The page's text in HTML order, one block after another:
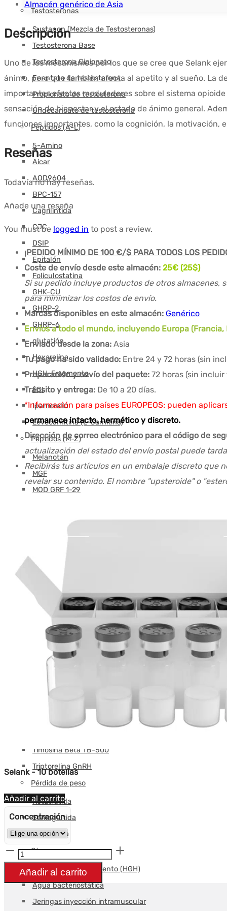
Testosteronas
Sustanon (Mezcla de Testosteronas)
Testosterona Base
Testosterona Cipionato
Enantato de testosterona
Propionato de testosterona
Undecanoato de testosterona
Péptidos (A-L)
5-Amino
Aicar
AOD9604
BPC-157
Cagrilintida
CJC
DSIP
Epitalón
Foliculostatina
GHK-CU
GHRP-2
GHRP-6
glutatión
Hexarelina
HGH-Fragmento
FCI
Ipamorelin
Levocarnitina (L-Carnitina)
Péptidos (M-Z)
Melanotán
MGF
MOD GRF 1-29
Pinealón
Retatrutida
Selank
Semaglutida
Semax
SS-31
Tesamorelin
Timosina Beta TB-500
Triptorelina GnRH
Pérdida de peso
Retatrutida
Semaglutida
tirzepatida
Otros
Hormona del crecimiento (HGH)
Agua bacteriostática
Jeringas inyección intramuscular
Almacén genérico de Asia
Descripción
Uno de los mecanismos por los que se cree que Selank
ánimo, pero que también afecta al apetito y al sueño. La
importantes efectos moduladores sobre el sistema
sensación de bienestar y el estado de ánimo general.
funciones importantes, como la cognición, la motivación,
Reseñas
Todavía no hay reseñas.
Añade una reseña
You must be logged in to post a review.
¡PEDIDO MÍNIMO DE 100 €/$ PARA TODOS LOS
Coste de envío desde este almacén: 25€ (25$)
Si su pedido incluye productos de otros almacenes,
para minimizar los costos de envío.
Marcas disponibles en este almacén: Genérico
Envíos a todo el mundo, incluyendo Europa
Enviado desde la zona: Asia
Tu pago ha sido validado: Entre 24 y 72 horas (sin
Preparación y envío del paquete: 72 horas (sin
Tránsito y entrega: De 10 a 20 días.
*Información para países EUROPEOS: pueden
permanece intacto, hermético y discreto.
Dirección de correo electrónico para el código de
actualización del estado del envío postal puede
Recibirás tus artículos en un embalaje discreto que
revelar su contenido. El nombre "upsteroide" o
Selank - 10 botellas
Añadir al carrito
Concentración
Cantidad
Selank
-
Añadir al carrito